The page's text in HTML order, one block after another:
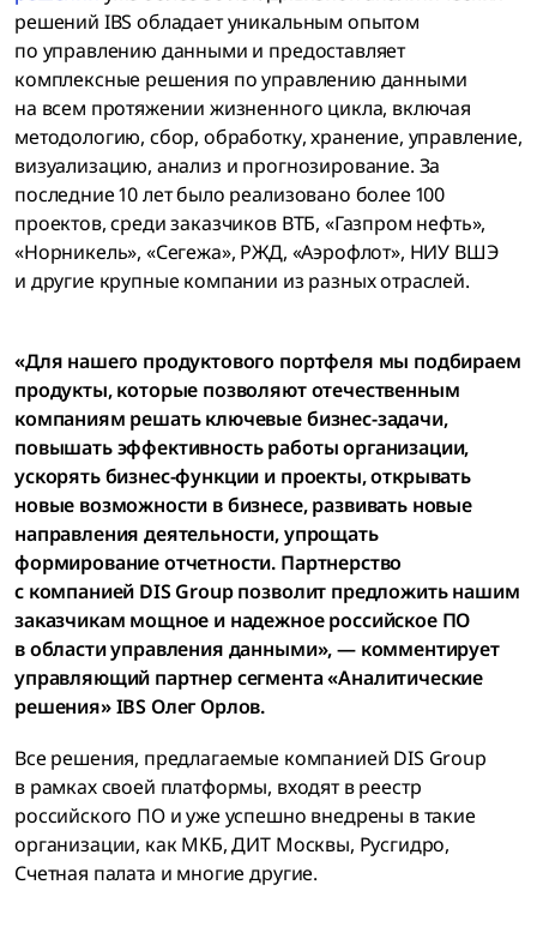
решений IBS обладает уникальным опытом
по управлению данными и предоставляет
комплексные решения по управлению данными
на всем протяжении жизненного цикла, включая
методологию, сбор, обработку, хранение, управление,
визуализацию, анализ и прогнозирование. За
последние 10 лет было реализовано более 100
проектов, среди заказчиков ВТБ, «Газпром нефть»,
«Норникель», «Сегежа», РЖД, «Аэрофлот», НИУ ВШЭ
и другие крупные компании из разных отраслей.
«Для нашего продуктового портфеля мы подбираем
продукты, которые позволяют отечественным
компаниям решать ключевые бизнес-задачи,
повышать эффективность работы организации,
ускорять бизнес-функции и проекты, открывать
новые возможности в бизнесе, развивать новые
направления деятельности, упрощать
формирование отчетности. Партнерство
с компанией DIS Group позволит предложить нашим
заказчикам мощное и надежное российское ПО
в области управления данными», — комментирует
управляющий партнер сегмента «Аналитические
решения» IBS Олег Орлов.
Все решения, предлагаемые компанией DIS Group
в рамках своей платформы, входят в реестр
российского ПО и уже успешно внедрены в такие
организации, как МКБ, ДИТ Москвы, Русгидро,
Счетная палата и многие другие.